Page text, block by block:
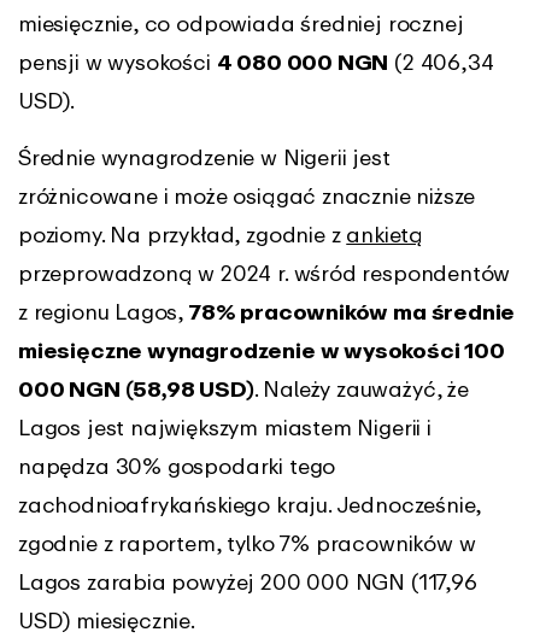
miesięcznie, co odpowiada średniej rocznej
pensji w wysokości 4 080 000 NGN (2 406,34
USD).
Średnie wynagrodzenie w Nigerii jest
zróżnicowane i może osiągać znacznie niższe
poziomy. Na przykład, zgodnie z ankietą
przeprowadzoną w 2024 r. wśród respondentów
z regionu Lagos, 78% pracowników ma średnie
miesięczne wynagrodzenie w wysokości 100
000 NGN (58,98 USD). Należy zauważyć, że
Lagos jest największym miastem Nigerii i
napędza 30% gospodarki tego
zachodnioafrykańskiego kraju. Jednocześnie,
zgodnie z raportem, tylko 7% pracowników w
Lagos zarabia powyżej 200 000 NGN (117,96
USD) miesięcznie.